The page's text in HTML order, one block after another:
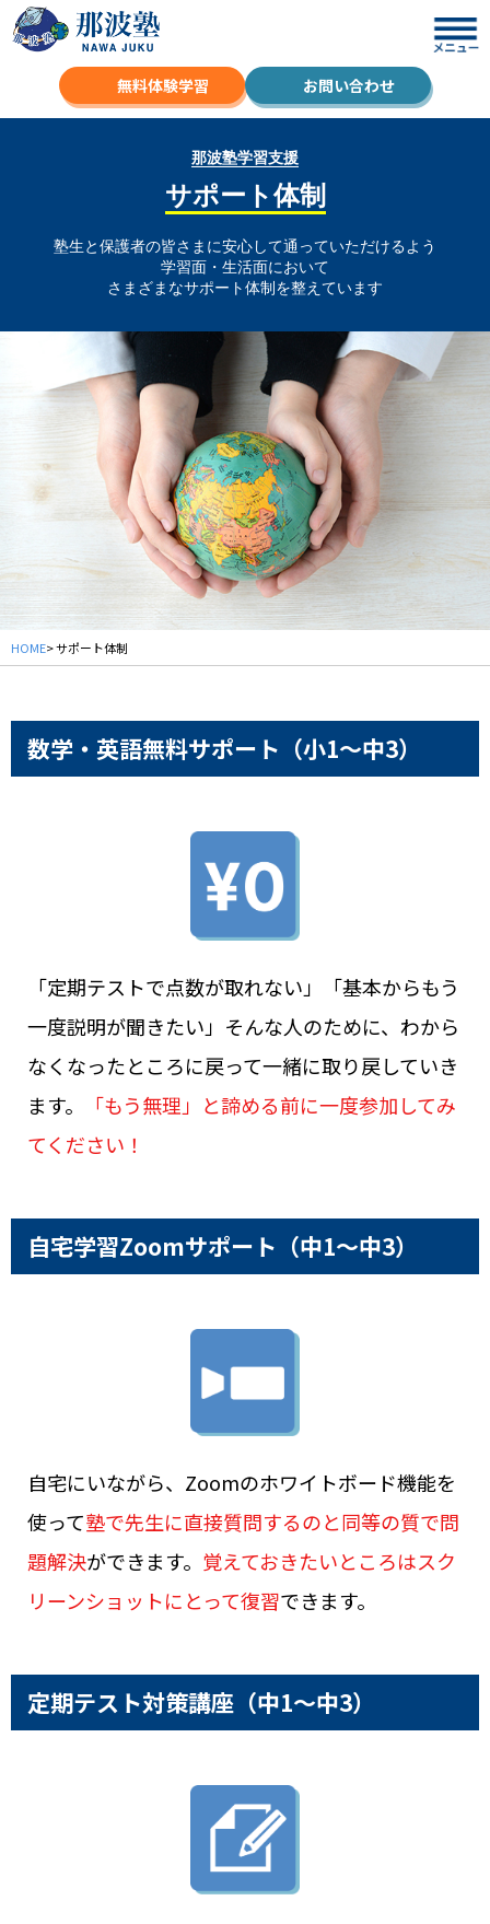
無料体験学習 お問い合わせ
那波塾学習支援
サポート体制
塾生と保護者の皆さまに安心して通っていただけるよう
学習面・生活面において
さまざまなサポート体制を整えています
HOME> サポート体制
数学・英語無料サポート （小1～中3）
「定期テストで点数が取れない」「基本からもう
一度説明が聞きたい」そんな人のために、わから
なくなったところに戻って一緒に取り戻していき
ます。
「もう無理」と諦める前に一度参加してみ
てください！
自宅学習Zoomサポート （中1～中3）
自宅にいながら、Zoomのホワイトボード機能を
使って塾で先生に直接質問するのと同等の質で問
題解決ができます。 覚えておきたいところはスク
リーンショットにとって復習できます。
定期テスト対策講座 （中1～中3）